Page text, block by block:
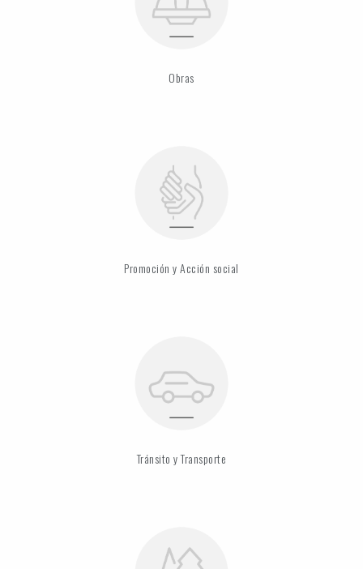
Obras
Promoción y Acción social
Tránsito y Transporte